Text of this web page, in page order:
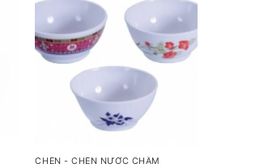
CHÉN - CHÉN NƯỚC CHẤM